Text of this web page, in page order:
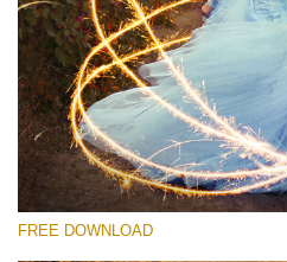
कृपया चुने
Free Sparklers Overlay #20
Small 800*533px
Real Sparklers
(216 Overlays)
FREE DOWNLOAD